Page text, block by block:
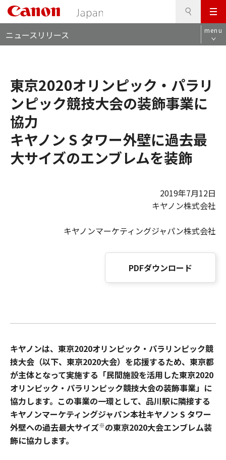
メ
ニ
ュ
ーニュースリリース menu
東京2020オリンピック・パラリ
ンピック競技大会の装飾事業に
協力
キヤノン S タワー外壁に過去最
大サイズのエンブレムを装飾
2019年7月12日
キヤノン株式会社
キヤノンマーケティングジャパン株式会社
PDFダウンロード
キヤノンは、東京2020オリンピック・パラリンピック競
技大会（以下、東京2020大会）を応援するため、東京都
が主体となって実施する「民間施設を活用した東京2020
オリンピック・パラリンピック競技大会の装飾事業」に
協力します。この事業の一環として、品川駅に隣接する
キヤノンマーケティングジャパン本社キヤノン S タワー
外壁への過去最大サイズ※の東京2020大会エンブレム装
飾に協力します。